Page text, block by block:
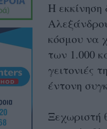
Η
κόσμου να
των 1.000
γειτονιές
έντονη
Ξεχωριστή